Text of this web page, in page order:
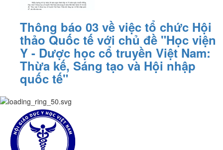
Thông báo 03 về việc tổ chức Hội
thảo Quốc tế với chủ đề "Học viện
Y - Dược học cổ truyền Việt Nam:
Thừa kế, Sáng tạo và Hội nhập
quốc tế"